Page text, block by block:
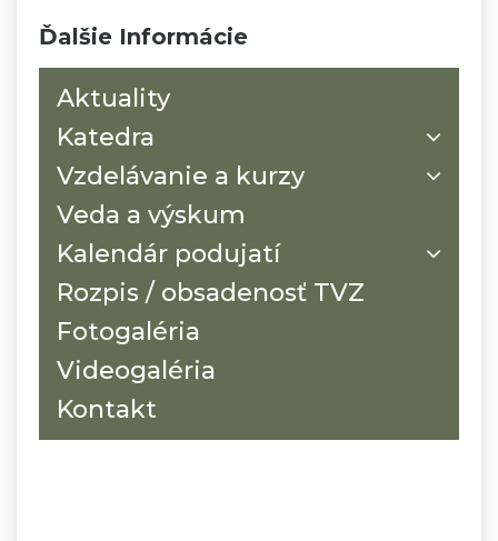
Ďalšie Informácie
Aktuality
Katedra
Vzdelávanie a kurzy
Veda a výskum
Kalendár podujatí
Rozpis / obsadenosť TVZ
Fotogaléria
Videogaléria
Kontakt